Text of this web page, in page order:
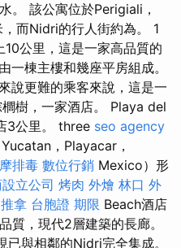
。 該公寓位於Perigiali，
而Nidri的行人街約為。 1
公里，這是一家高品質的
一棟主樓和幾座平房組成。
說更難的乘客來說，這是一
樹，一家酒店。 Playa del
3公里。 three seo agency
，Playacar，
排毒 數位行銷 Mexico）形
立公司 烤肉 外燴 林口 外
拿 台胞證 期限 Beach酒店
質，現代2層建築的長廊。
與相鄰的Nidri完全集成。